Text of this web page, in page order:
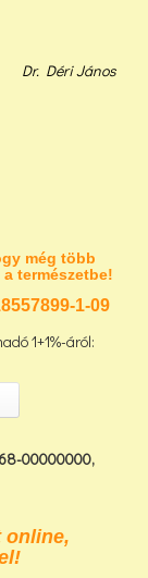
Dr. Déri János
még több
természetbe!
1-09
1+1%-áról:
00000000,
online,